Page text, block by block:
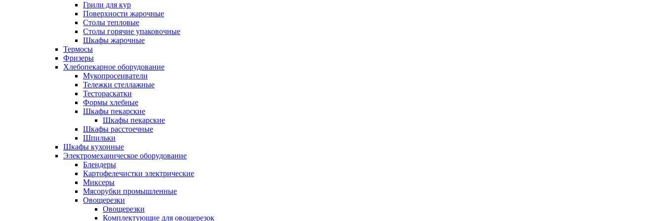
Грили для кур
Поверхности жарочные
Столы тепловые
Столы горячие упаковочные
Шкафы жарочные
Термосы
Фризеры
Хлебопекарное оборудование
Мукопросеиватели
Тележки стеллажные
Тестораскатки
Формы хлебные
Шкафы пекарские
Шкафы пекарские
Шкафы расстоечные
Шпильки
Шкафы кухонные
Электромеханическое оборудование
Блендеры
Картофелечистки электрические
Миксеры
Мясорубки промышленные
Овощерезки
Овощерезки
Комплектующие для овощерезок